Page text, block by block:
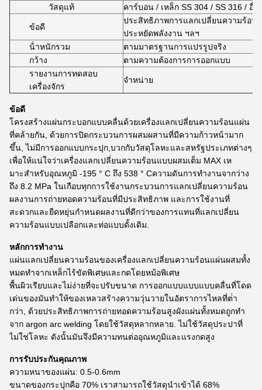
วัสดุแท้
คาร์บอน / เหล็ก SS 304 / SS 316 / อื่น
ข้อดี
ประสิทธิภาพการแลกเปลี่ยนความร้อน
ประหยัดพลังงาน ฯลฯ
น้ําหนักรวม
ตามมาตรฐานการแปรรูปจริง
กว้าง
ตามความต้องการการออกแบบ
รายงานการทดสอบ
เครื่องจักร
จําหน่าย
ข้อดี
โครงสร้างแผ่นกระบอกแบบคลื่นด้วยเครื่องแลกเปลี่ยนความร้อนแผ่น
ที่คล้ายกัน, ด้วยการปิดกระบวนการผสมผสานที่มีความก้าวหน้ามาก
ขึ้น, ไม่มีการออกแบบกระปุก,บวกกับวัสดุโลหะและสหรัฐประเภทต่างๆ
เพื่อให้แน่ใจว่าเครื่องแลกเปลี่ยนความร้อนแบบผสมเต็ม MAX เห
มาะสําหรับอุณหภูมิ -195 ° C ถึง 538 ° Cความดันการทํางานจากว่าง
ถึง 8.2 MPa ในเกือบทุกการใช้งานกระบวนการแลกเปลี่ยนความร้อน
ผลงานการถ่ายทอดความร้อนที่มีประสิทธิภาพ และการใช้งานที่
สะดวกและยืดหยุ่นกําหนดผลงานที่ดีกว่าของการแทนที่แลกเปลี่ยน
ความร้อนแบบเปลือกและท่อแบบดั้งเดิม.
หลักการทํางาน
แผ่นแลกเปลี่ยนความร้อนของเครื่องแลกเปลี่ยนความร้อนแผ่นผสมทั้ง
หมดทําจากเหล็กไร้ขัดพิเศษและกดโดยหม้อพิเศษ
พื้นผิวเรียบและไม่ง่ายที่จะปรับขนาด การออกแบบแบบแบบคลื่นที่โดด
เด่นของมันทําให้ของเหลวสร้างความวุ่นวายในอัตราการไหลที่ต่ํา
กว่า, ด้วยประสิทธิภาพการถ่ายทอดความร้อนสูงผังแผ่นทั้งหมดถูกทํา
จาก argon arc welding โดยใช้วัสดุหลากหลาย. ไม่ใช้วัสดุประปาที่
ไม่ใช่โลหะ ดังนั้นมันจึงมีความทนต่ออุณหภูมิและแรงกดสูง
การรับประกันคุณภาพ
ความหนาของแผ่น: 0.5-0.6mm
ขนาดของกระปุกคือ 70% เราสามารถใช้วัสดุนําเข้าได้ 68%